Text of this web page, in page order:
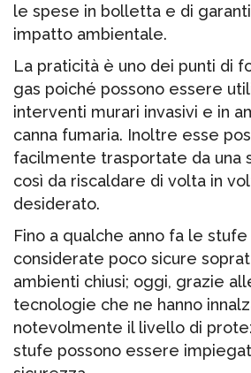
le spese in bolletta e di
impatto ambientale.
La praticità è uno dei punti di
gas poiché possono essere
interventi murari invasivi e in
canna fumaria. Inoltre esse
facilmente trasportate da una
così da riscaldare di volta in
desiderato.
Fino a qualche anno fa le
considerate poco sicure
ambienti chiusi; oggi, grazie
tecnologie che ne hanno
notevolmente il livello di
stufe possono essere